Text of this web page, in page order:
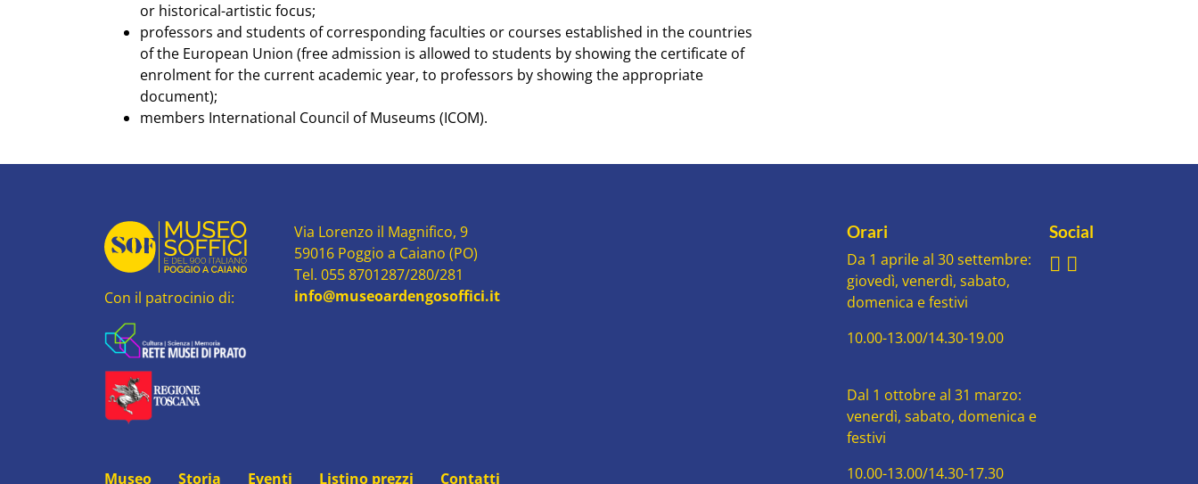
or historical-artistic focus;
professors and students of corresponding faculties or courses established in the countries
of the European Union (free admission is allowed to students by showing the certificate of
enrolment for the current academic year, to professors by showing the appropriate
document);
members International Council of Museums (ICOM).
Con il patrocinio di:
Via Lorenzo il Magnifico, 9
59016 Poggio a Caiano (PO)
Tel. 055 8701287/280/281
info@museoardengosoffici.it
Museo Storia Eventi Listino prezzi Contatti
Orari
Da 1 aprile al 30 settembre:
giovedì, venerdì, sabato,
domenica e festivi
10.00-13.00/14.30-19.00
Dal 1 ottobre al 31 marzo:
venerdì, sabato, domenica e
festivi
10.00-13.00/14.30-17.30
Social